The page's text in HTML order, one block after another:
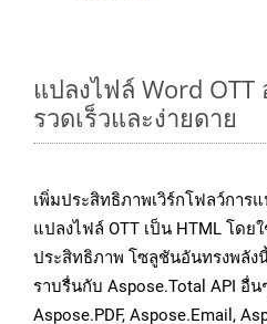
แปลงไฟล์ Word
รวดเร็วและง่ายดาย
เพิ่มประสิทธิภาพเวิร์กโฟลว์การ
แปลงไฟล์ OTT เป็น HTML โดย
ประสิทธิภาพ โซลูชันอันทรงพลัง
ราบรื่นกับ Aspose.Total API อื่น
Aspose.PDF, Aspose.Email,